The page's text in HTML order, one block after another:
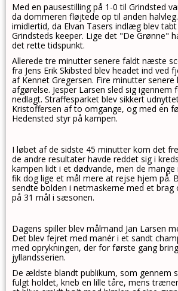
Med en pausestilling på 1-0 til Grindsted
da dommeren fløjtede op til anden
imidlertid, da Elvan Tasers indlæg blev
Grindsteds keeper. Lige det "De Grønne"
det rette tidspunkt.
Allerede tre minutter senere faldt næste
fra Jens Erik Skibsted blev headet ind ved
af Kennet Gregersen. Fire minutter senere
afgørelse. Jesper Larsen sled sig igennem
nedlagt. Straffesparket blev sikkert
Kristoffersen af to omgange, og med en
Hedensted styr på kampen.
I løbet af de sidste 45 minutter kom det
de andre resultater havde reddet sig i
kampen lidt i et dødvande, men de
fik dog lige et mål mere at rejse hjem på.
sendte bolden i netmaskerne med et brag
på 31 mål i sæsonen.
Dagens spiller blev målmand Jan Larsen
Det blev fejret med manér i et sandt
med oprykningen, der for første gang
jyllandsserien.
De ældste blandt publikum, som gennem
fulgt holdet, kneb en lille tåre, mens